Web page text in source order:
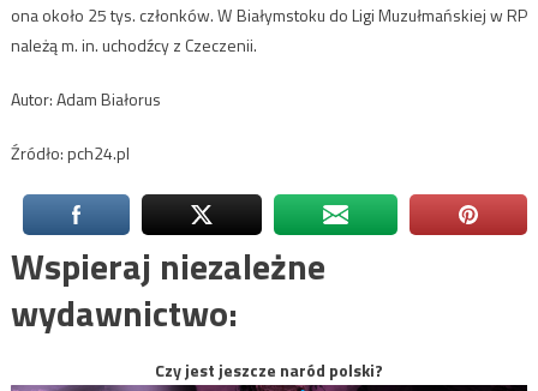
ona około 25 tys. członków. W Białymstoku do Ligi Muzułmańskiej w RP
należą m. in. uchodźcy z Czeczenii.
Autor: Adam Białorus
Źródło: pch24.pl
Wspieraj niezależne
wydawnictwo:
Czy jest jeszcze naród polski?